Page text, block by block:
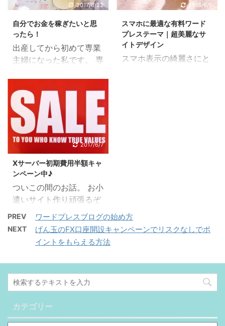
たけど、熱意持ってるか
す。 無料テーマもたくさ
んあります ワードプレス
が難しい一番の要因はき
っと自由過ぎることだと
思うんです。 無料ブログ
ってけっこう決められて
しまってるところがある
ので、自由度は低いで
す。 でもワードプレスは
なんでもかんでも自由に
できちゃうんです。 だか
ら私みたいなタイプは、
あれをこうし ...
れているのです（笑） ア
は なんかすごいらしいで
す。 SEO対策っていうの
は、GOOGLEとか
YAHOOとかの検索で上
2017/6/22
自分でお金を稼ぎたいと思
ったら！
出産してから初めて専業
主婦になった私です。 専
るとキツイ。 成果が見え
ない、誰にも褒められな
い、当たり前な孤独な作
業…（´｀） 社会と繋が
るってホント心が満たさ
れます。私に限りですよ
ー。 自分でお金を稼ぐと
いうこと 子育て中の専業
主婦さんは多いと思うん
ですけど、 そうすると旦
那の収入から少し自分用
のお小遣いに回すという
感じですよね？ 恐らく、
の分なんてない…！って
方もいると思います
（´；；｀） 私は旦那か
らの収入を自分用にする
っていうのが少 ...
2018/6/6
スマホに最適な有料ワード
プレステーマ｜超美麗なサ
イトデザイン
スマホ表示の綺麗さにと
っていません。（アドセ
ンス規約でポイントサイ
て稼ぎたい人、少しでも
やった経験がある人なら
わかりますが、 パソコン
とんど ...
2017/6/7
Xサーバー初期費用半額キャ
ンペーン中♪
ついこの間のお話。 お小
遣いサイト作り頑張るぞ
～と意気込んで、ドメイ
ン取得のためにXサーバ
ーを申し込みました。 さ
て、今日のお話。 「新し
ないからXサーバーにロ
グイン…ん？」 「うおお
額キャンペーンやっとる
やないかい！ Xサーバー
PREV ワードプレスブログの始め方
NEXT
げん玉のFX口座開設キャンペーンでリスクなしでポ
イントをもらえる方法
カテゴリー